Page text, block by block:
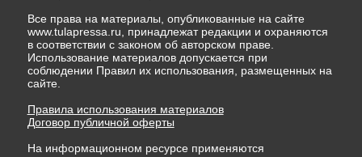
Все права на материалы, опубликованные на сайте
www.tulapressa.ru, принадлежат редакции и охраняются
в соответствии с законом об авторском праве.
Использование материалов допускается при
соблюдении Правил их использования, размещенных на
сайте.
Правила использования материалов
Договор публичной оферты
На информационном ресурсе применяются